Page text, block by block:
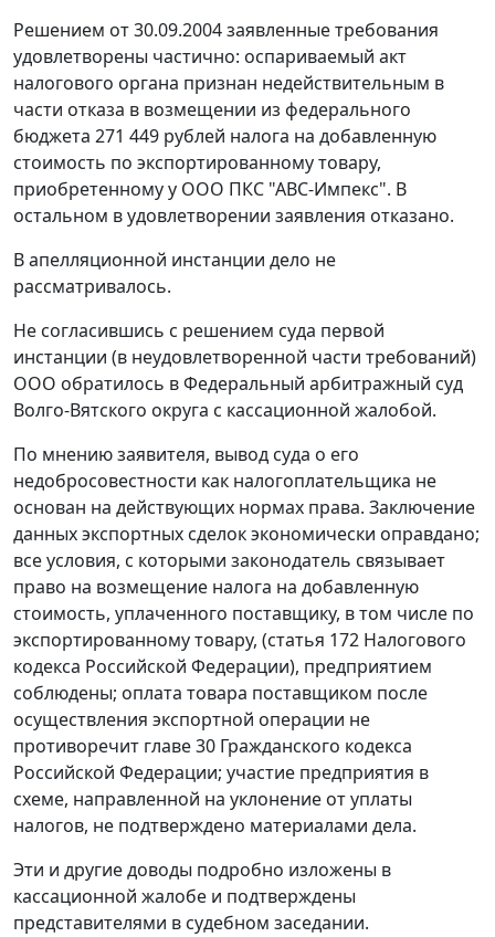
Решением от 30.09.2004 заявленные требования
удовлетворены частично: оспариваемый акт
налогового органа признан недействительным в
части отказа в возмещении из федерального
бюджета 271 449 рублей налога на добавленную
стоимость по экспортированному товару,
приобретенному у ООО ПКС "АВС-Импекс". В
остальном в удовлетворении заявления отказано.
В апелляционной инстанции дело не
рассматривалось.
Не согласившись с решением суда первой
инстанции (в неудовлетворенной части требований)
ООО обратилось в Федеральный арбитражный суд
Волго-Вятского округа с кассационной жалобой.
По мнению заявителя, вывод суда о его
недобросовестности как налогоплательщика не
основан на действующих нормах права. Заключение
данных экспортных сделок экономически оправдано;
все условия, с которыми законодатель связывает
право на возмещение налога на добавленную
стоимость, уплаченного поставщику, в том числе по
экспортированному товару, (статья 172 Налогового
кодекса Российской Федерации), предприятием
соблюдены; оплата товара поставщиком после
осуществления экспортной операции не
противоречит главе 30 Гражданского кодекса
Российской Федерации; участие предприятия в
схеме, направленной на уклонение от уплаты
налогов, не подтверждено материалами дела.
Эти и другие доводы подробно изложены в
кассационной жалобе и подтверждены
представителями в судебном заседании.